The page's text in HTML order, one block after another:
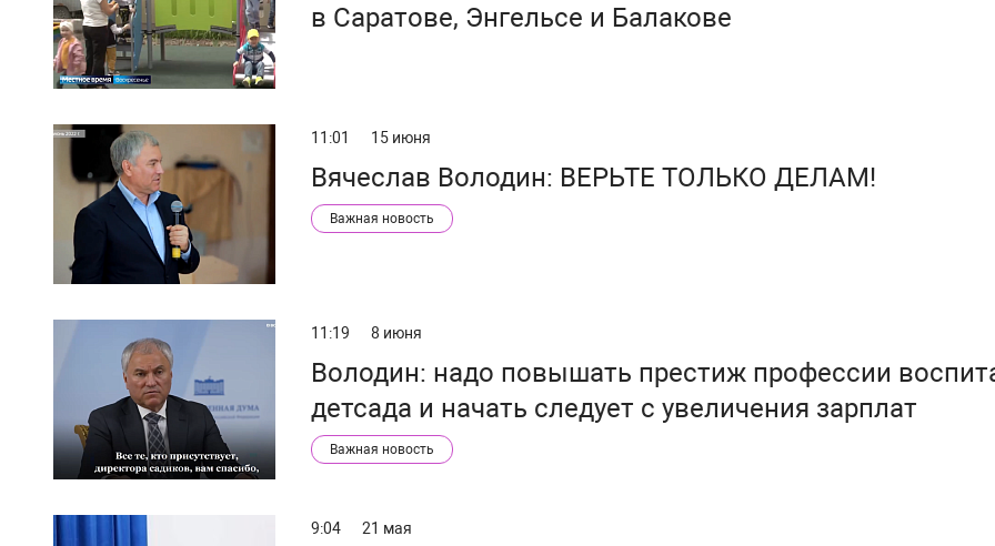
в Саратове, Энгельсе и Балакове
11:01 15 июня
Вячеслав Володин: ВЕРЬТЕ ТОЛЬКО ДЕЛАМ!
Важная новость
11:19 8 июня
Володин: надо повышать престиж профессии
детсада и начать следует с увеличения зарплат
Важная новость
9:04 21 мая